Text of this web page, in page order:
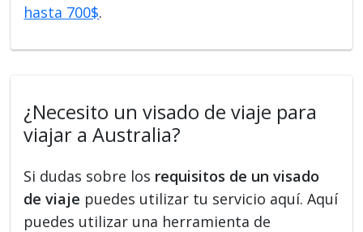
hasta 700$.
¿Necesito un visado de viaje para
viajar a Australia?
Si dudas sobre los requisitos de un visado
de viaje puedes utilizar tu servicio aquí. Aquí
puedes utilizar una herramienta de